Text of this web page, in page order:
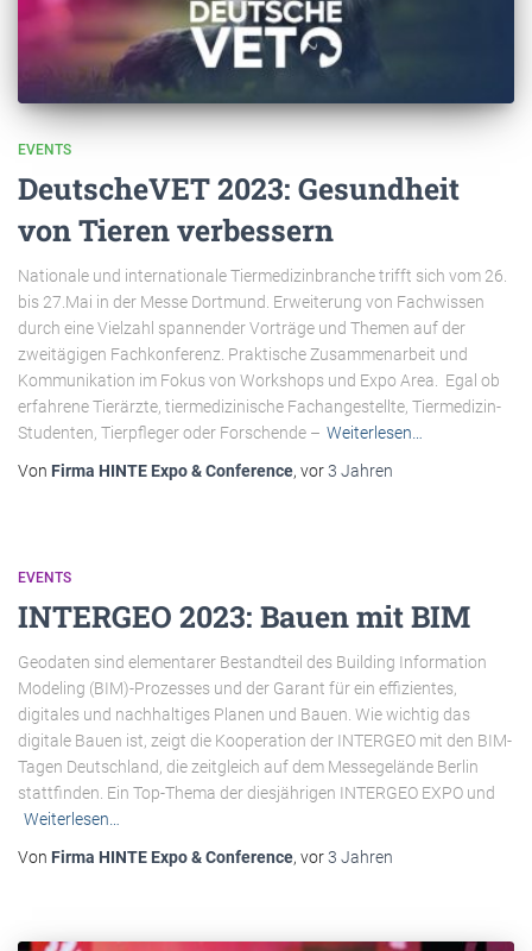
EVENTS
DeutscheVET 2023: Gesundheit
von Tieren verbessern
Nationale und internationale Tiermedizinbranche trifft sich vom 26.
bis 27.Mai in der Messe Dortmund. Erweiterung von Fachwissen
durch eine Vielzahl spannender Vorträge und Themen auf der
zweitägigen Fachkonferenz. Praktische Zusammenarbeit und
Kommunikation im Fokus von Workshops und Expo Area. Egal ob
erfahrene Tierärzte, tiermedizinische Fachangestellte, Tiermedizin-
Studenten, Tierpfleger oder Forschende – Weiterlesen…
Von Firma HINTE Expo & Conference, vor3 Jahren
EVENTS
INTERGEO 2023: Bauen mit BIM
Geodaten sind elementarer Bestandteil des Building Information
Modeling (BIM)-Prozesses und der Garant für ein effizientes,
digitales und nachhaltiges Planen und Bauen. Wie wichtig das
digitale Bauen ist, zeigt die Kooperation der INTERGEO mit den BIM-
Tagen Deutschland, die zeitgleich auf dem Messegelände Berlin
stattfinden. Ein Top-Thema der diesjährigen INTERGEO EXPO und
Weiterlesen…
Von Firma HINTE Expo & Conference, vor3 Jahren